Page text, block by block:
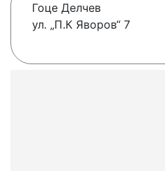
Гоце Делчев
ул. „П.К Яворов“ 7